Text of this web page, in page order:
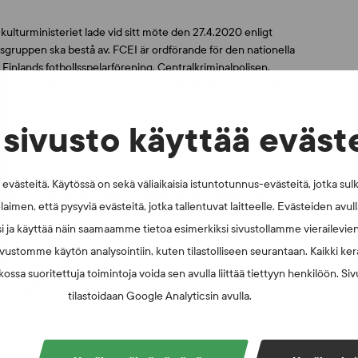
sivusto käyttää
Käytössä on sekä väliaikaisia istuntotunnus-evästeitä, jotka
että pysyviä evästeitä, jotka tallentuvat laitteelle. Evästeiden
ja käyttää näin saamaamme tietoa esimerkiksi sivustollamme
käytön analysointiin, kuten tilastolliseen seurantaan. Kaikki
suoritettuja toimintoja voida sen avulla liittää tiettyyn henkilöön.
tilastoidaan Google Analyticsin avulla.
lade vid sitt möte den 27.4.2020 enligt
ska bestå av. FCEI är ordförande för den nationella
fotbollsspelarförening, Centralkriminalpolisen,
och kulturministeriet, Finlands bollförbund, Finlands
mot tävlingsmanipulation,Group of Copenhagen,
mot tävlingsmanipulation i länder som
och vars verksamhet samordnas av ett sekretariat som